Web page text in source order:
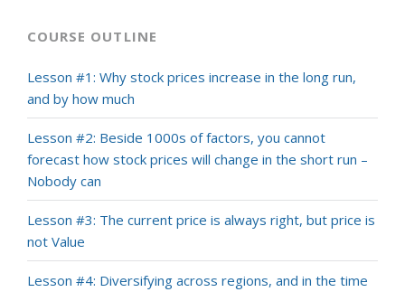
COURSE OUTLINE
Lesson #1: Why stock prices increase in the long run,
and by how much
Lesson #2: Beside 1000s of factors, you cannot
forecast how stock prices will change in the short run –
Nobody can
Lesson #3: The current price is always right, but price is
not Value
Lesson #4: Diversifying across regions, and in the time